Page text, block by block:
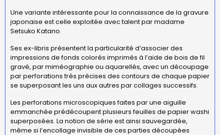
Une variante intéressante pour la connaissance de la gravure
japonaise est celle exploitée avec talent par madame
Setsuko Katano.
Ses ex-libris présentent la particularité d’associer des
impressions de fonds colorés imprimés à l’aide de bois de fil
gravé, par miméographie ou aquarellés, avec un découpage
par perforations très précises des contours de chaque papier
se superposant les uns aux autres par collages successifs.
Les perforations microscopiques faites par une aiguille
emmanchée prédécoupent plusieurs feuilles de papier washi
superposées. La notion de série est ainsi sauvegardée,
même si l’encollage invisible de ces parties découpées